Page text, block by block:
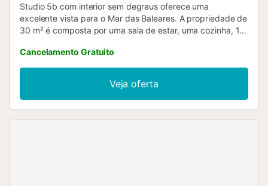
Studio 5b com interior sem degraus oferece uma
excelente vista para o Mar das Baleares. A propriedade de
30 m² é composta por uma sala de estar, uma cozinha, 1
pessoas. As comodidades adicionais incluem Wi-Fi de alta
velocidade (adequado para chamadas de vídeo) com um
espaço de trabalho dedicado para escritório em casa, uma
televisão, ar condicionado, bem como toalhas de
praia/piscina. Um berço e uma cadeira alta também estão
Cancelamento Gratuito
Veja oferta